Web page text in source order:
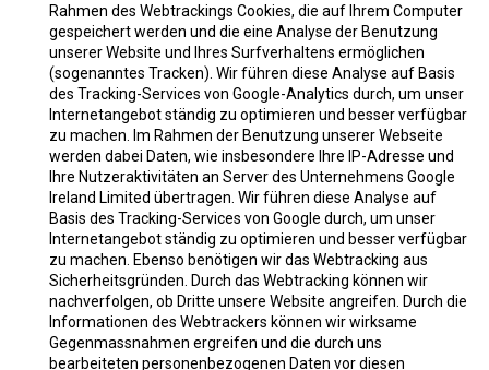
Rahmen des Webtrackings Cookies, die auf Ihrem Computer
gespeichert werden und die eine Analyse der Benutzung
unserer Website und Ihres Surfverhaltens ermöglichen
(sogenanntes Tracken). Wir führen diese Analyse auf Basis
des Tracking-Services von Google-Analytics durch, um unser
Internetangebot ständig zu optimieren und besser verfügbar
zu machen. Im Rahmen der Benutzung unserer Webseite
werden dabei Daten, wie insbesondere Ihre IP-Adresse und
Ihre Nutzeraktivitäten an Server des Unternehmens Google
Ireland Limited übertragen. Wir führen diese Analyse auf
Basis des Tracking-Services von Google durch, um unser
Internetangebot ständig zu optimieren und besser verfügbar
zu machen. Ebenso benötigen wir das Webtracking aus
Sicherheitsgründen. Durch das Webtracking können wir
nachverfolgen, ob Dritte unsere Website angreifen. Durch die
Informationen des Webtrackers können wir wirksame
Gegenmassnahmen ergreifen und die durch uns
bearbeiteten personenbezogenen Daten vor diesen